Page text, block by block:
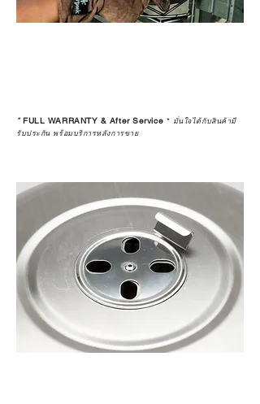
*FULL WARRANTY & After Service * มั่นใจได้กับสินค้ามี
รับประกัน พร้อมบริการหลังการขาย